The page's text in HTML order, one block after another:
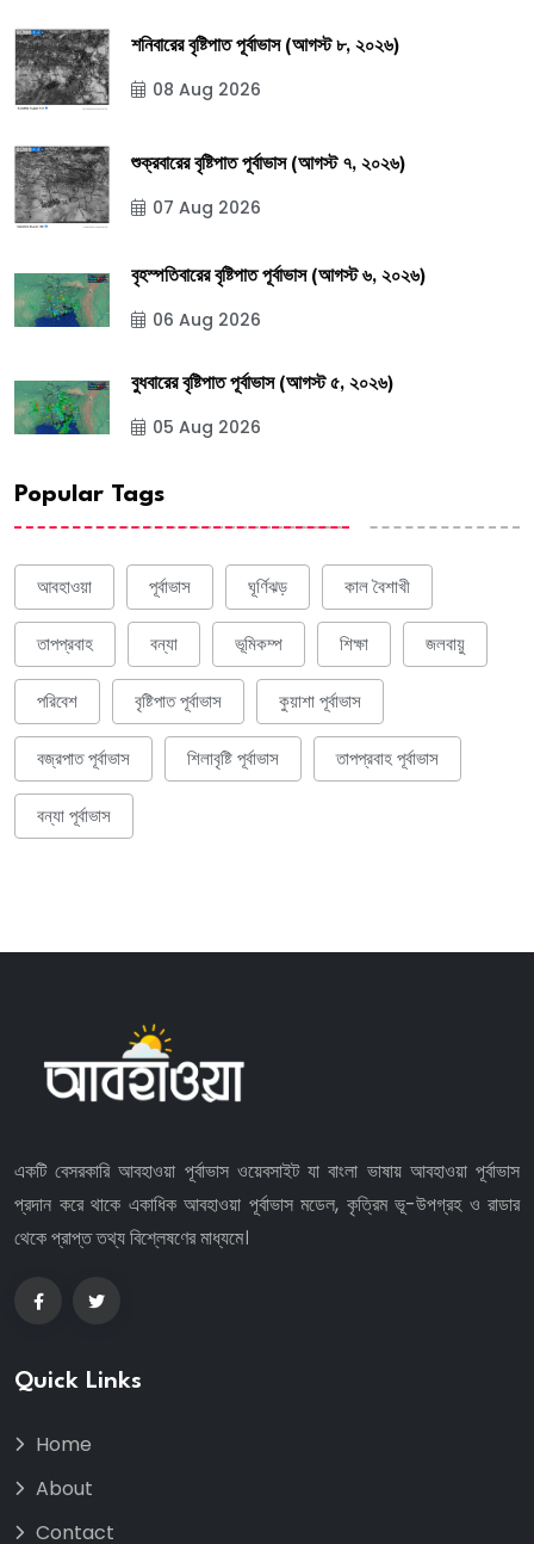
শনিবারের বৃষ্টিপাত পূর্বাভাস (আগস্ট ৮, ২০২৬)
08 Aug 2026
শুক্রবারের বৃষ্টিপাত পূর্বাভাস (আগস্ট ৭, ২০২৬)
07 Aug 2026
বৃহস্পতিবারের বৃষ্টিপাত পূর্বাভাস (আগস্ট ৬, ২০২৬)
06 Aug 2026
বুধবারের বৃষ্টিপাত পূর্বাভাস (আগস্ট ৫, ২০২৬)
05 Aug 2026
Popular Tags
আবহাওয়া পূর্বাভাস ঘূর্ণিঝড় কাল বৈশাখী
তাপপ্রবাহ বন্যা ভূমিকম্প শিক্ষা জলবায়ু
পরিবেশ বৃষ্টিপাত পূর্বাভাস কুয়াশা পূর্বাভাস
বজ্রপাত পূর্বাভাস শিলাবৃষ্টি পূর্বাভাস তাপপ্রবাহ পূর্বাভাস
বন্যা পূর্বাভাস
একটি বেসরকারি আবহাওয়া পূর্বাভাস ওয়েবসাইট যা বাংলা ভাষায় আবহাওয়া পূর্বাভাস
প্রদান করে থাকে একাধিক আবহাওয়া পূর্বাভাস মডেল, কৃত্রিম ভূ-উপগ্রহ ও রাডার
থেকে প্রাপ্ত তথ্য বিশ্লেষণের মাধ্যমে।
Quick Links
Home
About
Contact